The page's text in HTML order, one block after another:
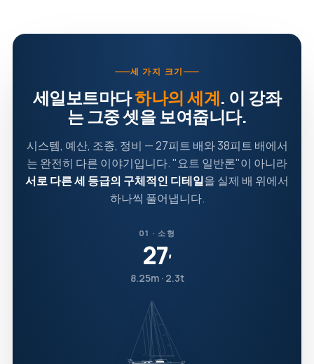
세 가지 크기
세일보트마다하나의 세계. 이 강좌
는 그중 셋을 보여줍니다.
시스템, 예산, 조종, 정비 — 27피트 배와 38피트 배에서
는 완전히 다른 이야기입니다. "요트 일반론"이 아니라
서로 다른 세 등급의 구체적인 디테일을 실제 배 위에서
하나씩 풀어냅니다.
01 · 소형
27′
8.25m · 2.3t